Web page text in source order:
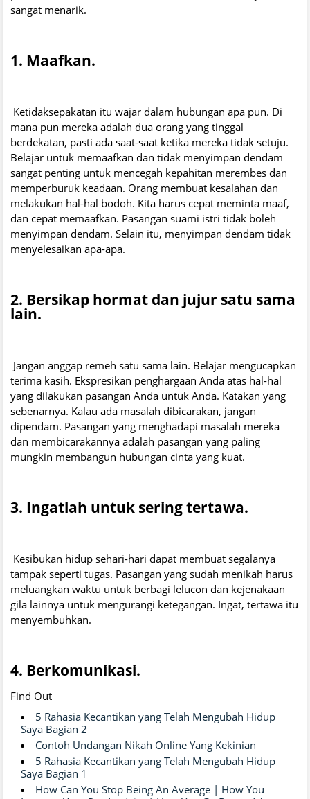
sangat menarik.
1. Maafkan.
Ketidaksepakatan itu wajar dalam hubungan apa pun. Di
mana pun mereka adalah dua orang yang tinggal
berdekatan, pasti ada saat-saat ketika mereka tidak setuju.
Belajar untuk memaafkan dan tidak menyimpan dendam
sangat penting untuk mencegah kepahitan merembes dan
memperburuk keadaan. Orang membuat kesalahan dan
melakukan hal-hal bodoh. Kita harus cepat meminta maaf,
dan cepat memaafkan. Pasangan suami istri tidak boleh
menyimpan dendam. Selain itu, menyimpan dendam tidak
menyelesaikan apa-apa.
2. Bersikap hormat dan jujur ​​satu sama
lain.
Jangan anggap remeh satu sama lain. Belajar mengucapkan
terima kasih. Ekspresikan penghargaan Anda atas hal-hal
yang dilakukan pasangan Anda untuk Anda. Katakan yang
sebenarnya. Kalau ada masalah dibicarakan, jangan
dipendam. Pasangan yang menghadapi masalah mereka
dan membicarakannya adalah pasangan yang paling
mungkin membangun hubungan cinta yang kuat.
3. Ingatlah untuk sering tertawa.
Kesibukan hidup sehari-hari dapat membuat segalanya
tampak seperti tugas. Pasangan yang sudah menikah harus
meluangkan waktu untuk berbagi lelucon dan kejenakaan
gila lainnya untuk mengurangi ketegangan. Ingat, tertawa itu
menyembuhkan.
4. Berkomunikasi.
Find Out
5 Rahasia Kecantikan yang Telah Mengubah Hidup
Saya Bagian 2
Contoh Undangan Nikah Online Yang Kekinian
5 Rahasia Kecantikan yang Telah Mengubah Hidup
Saya Bagian 1
How Can You Stop Being An Average | How You